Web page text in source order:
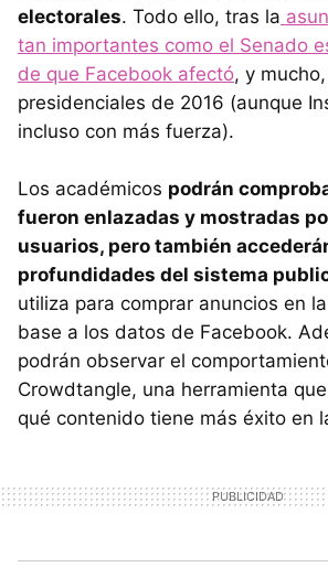
electorales. Todo ello, tras la
tan importantes como el Senado
de que Facebook afectó, y
presidenciales de 2016 (aunque
incluso con más fuerza).
Los académicos podrán
fueron enlazadas y mostradas
usuarios, pero también
profundidades del sistema
utiliza para comprar anuncios en
base a los datos de Facebook.
podrán observar el
Crowdtangle, una herramienta
qué contenido tiene más éxito en